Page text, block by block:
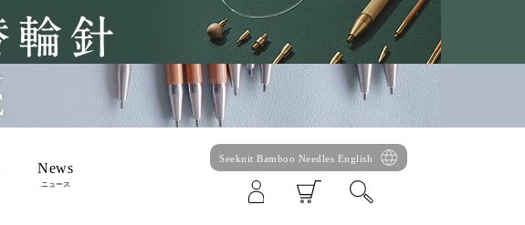
News
ニュース
Seeknit Bamboo Needles English